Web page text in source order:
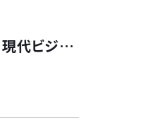
代ビジネ